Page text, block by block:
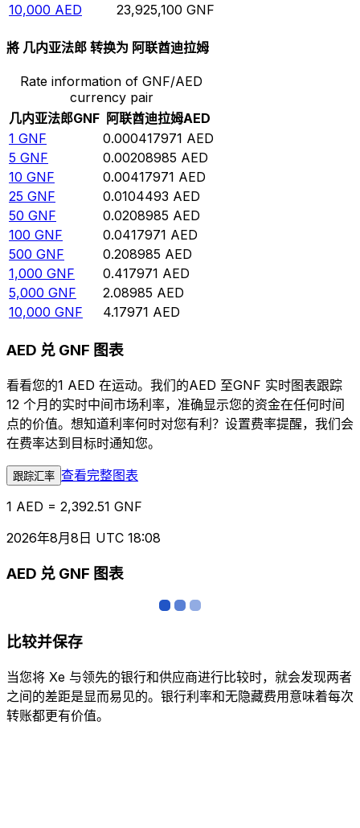
10,000 AED 23,925,100 GNF
將 几内亚法郎 转换为 阿联酋迪拉姆
Rate information of GNF/AED
currency pair
几内亚法郎GNF 阿联酋迪拉姆AED
1 GNF 0.000417971 AED
5 GNF 0.00208985 AED
10 GNF 0.00417971 AED
25 GNF 0.0104493 AED
50 GNF 0.0208985 AED
100 GNF 0.0417971 AED
500 GNF 0.208985 AED
1,000 GNF 0.417971 AED
5,000 GNF 2.08985 AED
10,000 GNF 4.17971 AED
AED 兑 GNF 图表
看看您的1 AED 在运动。我们的AED 至GNF 实时图表跟踪
12 个月的实时中间市场利率，准确显示您的资金在任何时间
点的价值。想知道利率何时对您有利？设置费率提醒，我们会
在费率达到目标时通知您。
跟踪汇率 查看完整图表
1 AED = 2,392.51 GNF
2026年8月8日 UTC 18:08
AED 兑 GNF 图表
比较并保存
当您将 Xe 与领先的银行和供应商进行比较时，就会发现两者
之间的差距是显而易见的。银行利率和无隐藏费用意味着每次
转账都更有价值。